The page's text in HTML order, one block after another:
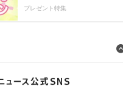
プレゼント特集